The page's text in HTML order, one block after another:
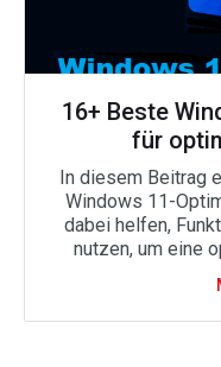
16+ Beste
für
In diesem Beitrag
Windows 11-
dabei helfen,
nutzen, um eine